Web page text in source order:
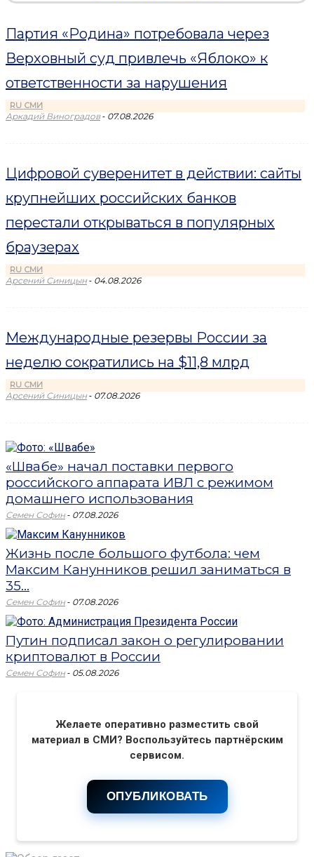
Партия «Родина» потребовала через
Верховный суд привлечь «Яблоко» к
ответственности за нарушения
RU СМИ
Аркадий Виноградов - 07.08.2026
Цифровой суверенитет в действии: сайты
крупнейших российских банков
перестали открываться в популярных
браузерах
RU СМИ
Арсений Синицын - 04.08.2026
Международные резервы России за
неделю сократились на $11,8 млрд
RU СМИ
Арсений Синицын - 07.08.2026
«Швабе» начал поставки первого
российского аппарата ИВЛ с режимом
домашнего использования
Семен Софин - 07.08.2026
Жизнь после большого футбола: чем
Максим Канунников решил заниматься в
35...
Семен Софин - 07.08.2026
Путин подписал закон о регулировании
криптовалют в России
Семен Софин - 05.08.2026
Желаете оперативно разместить свой
материал в СМИ? Воспользуйтесь партнёрским
сервисом.
ОПУБЛИКОВАТЬ